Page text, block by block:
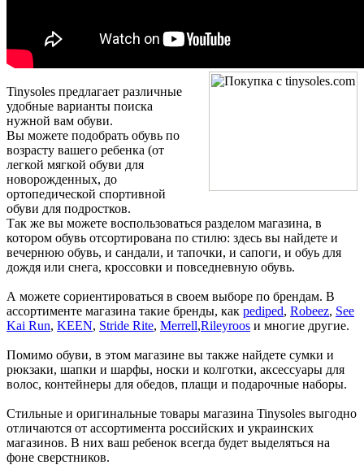
Tinysoles предлагает различные
удобные варианты поиска
нужной вам обуви.
Вы можете подобрать обувь по
возрасту вашего ребенка (от
легкой мягкой обуви для
новорожденных, до
ортопедической спортивной
обуви для подростков.
Так же вы можете воспользоваться разделом магазина, в
котором обувь отсортирована по стилю: здесь вы найдете и
вечернюю обувь, и сандали, и тапочки, и сапоги, и обуь для
дождя или снега, кроссовки и повседневную обувь.
А можете сориентироваться в своем выборе по брендам. В
ассортименте магазина такие бренды, как pediped, Robeez, See
Kai Run, KEEN, Stride Rite, Merrell,Rileyroos и многие другие.
Помимо обуви, в этом магазине вы также найдете сумки и
рюкзаки, шапки и шарфы, носки и колготки, аксессуары для
волос, контейнеры для обедов, плащи и подарочные наборы.
Стильные и оригинальные товары магазина Tinysoles выгодно
отличаются от ассортимента российских и украинских
магазинов. В них ваш ребенок всегда будет выделяться на
фоне сверстников.